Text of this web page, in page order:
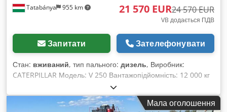
Tatabánya 955 km 21 570 EUR24 570 EUR
VB додається ПДВ
Запитати Зателефонувати
Стан: вживаний, тип пального: дизель, Виробник:
CATERPILLAR Модель: V 250 Вантажопідйомність: 12 000 кг
Висота підйому: 3 710 мм Chjdpfx Abjc Urcijwoa Висота
стріли: 1 400 мм Ширина: 2 550 мм Загальна довжина (з
вилками): 6 400 мм
Мала оголошення